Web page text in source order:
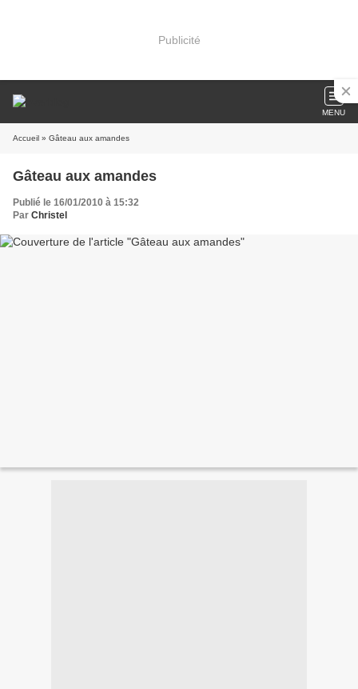
Publicité
MENU
Accueil » Gâteau aux amandes
Gâteau aux amandes
Publié le 16/01/2010 à 15:32
Par Christel